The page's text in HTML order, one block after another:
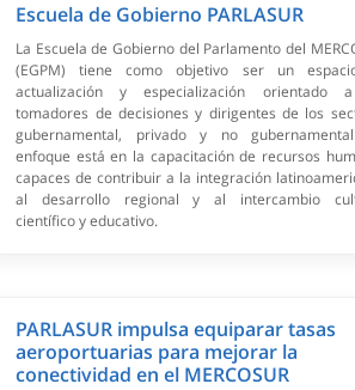
Escuela de Gobierno PARLASUR
La Escuela de Gobierno del Parlamento del
(EGPM) tiene como objetivo ser un
actualización y especialización orientado
tomadores de decisiones y dirigentes de los
gubernamental, privado y no
enfoque está en la capacitación de recursos
capaces de contribuir a la integración
al desarrollo regional y al intercambio
científico y educativo.
PARLASUR impulsa equiparar tasas
aeroportuarias para mejorar la
conectividad en el MERCOSUR